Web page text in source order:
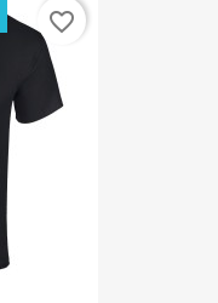
favorite_border